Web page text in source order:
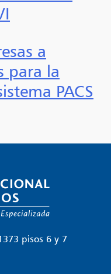
a
para la
PACS
pisos 6 y 7